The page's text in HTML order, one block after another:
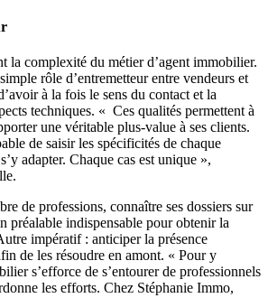
la complexité du métier d’agent immobilier.
rôle d’entremetteur entre vendeurs et
à la fois le sens du contact et la
techniques. « Ces qualités permettent à
une véritable plus-value à ses clients.
de saisir les spécificités de chaque
adapter. Chaque cas est unique »,
de professions, connaître ses dossiers sur
préalable indispensable pour obtenir la
impératif : anticiper la présence
de les résoudre en amont. « Pour y
s’efforce de s’entourer de professionnels
les efforts. Chez Stéphanie Immo,